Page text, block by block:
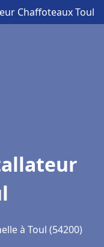
Chaffoteaux Toul
à Toul (54200)